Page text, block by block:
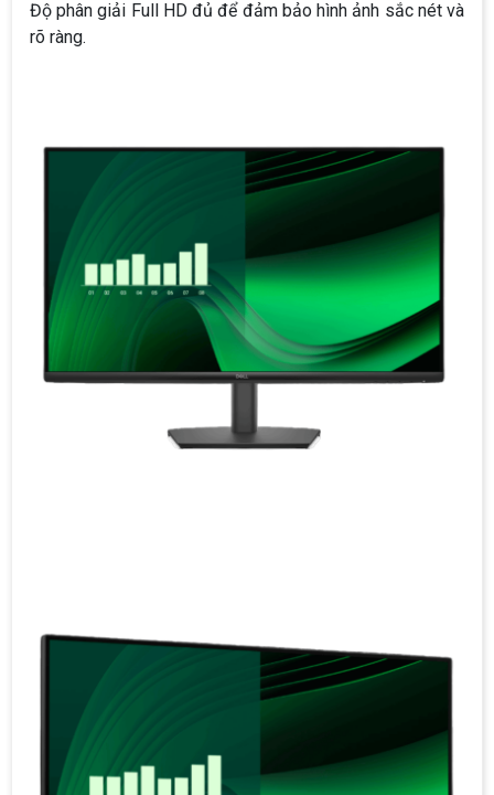
Độ phân giải Full HD đủ để đảm bảo hình ảnh sắc nét và
rõ ràng.